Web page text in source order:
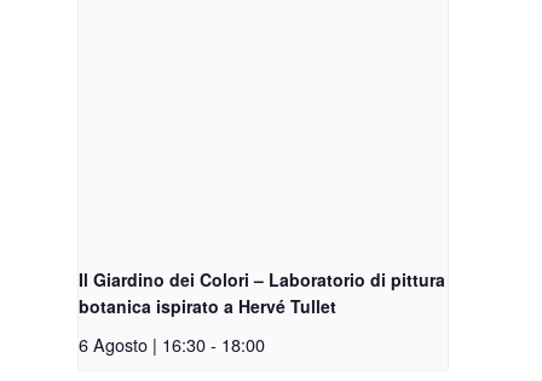
Il Giardino dei Colori – Laboratorio di pittura
botanica ispirato a Hervé Tullet
6 Agosto | 16:30- 18:00